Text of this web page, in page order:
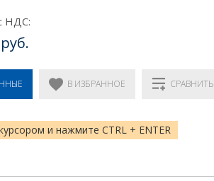
НДС:
В ИЗБРАННОЕ СРАВНИТЬ
и нажмите CTRL + ENTER